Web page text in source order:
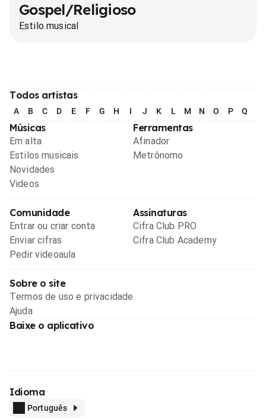
Gospel/Religioso
Estilo musical
Todos artistas
A B C D E F G H I J K L M N O P Q
Músicas
Em alta
Estilos musicais
Novidades
Videos
Ferramentas
Afinador
Metrônomo
Comunidade
Entrar ou criar conta
Enviar cifras
Pedir videoaula
Assinaturas
Cifra Club PRO
Cifra Club Academy
Sobre o site
Termos de uso e privacidade
Ajuda
Baixe o aplicativo
Idioma
Português